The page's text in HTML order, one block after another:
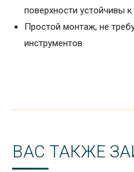
поверхности устойчивы
Простой монтаж, не
инструментов.
ВАС ТАКЖЕ